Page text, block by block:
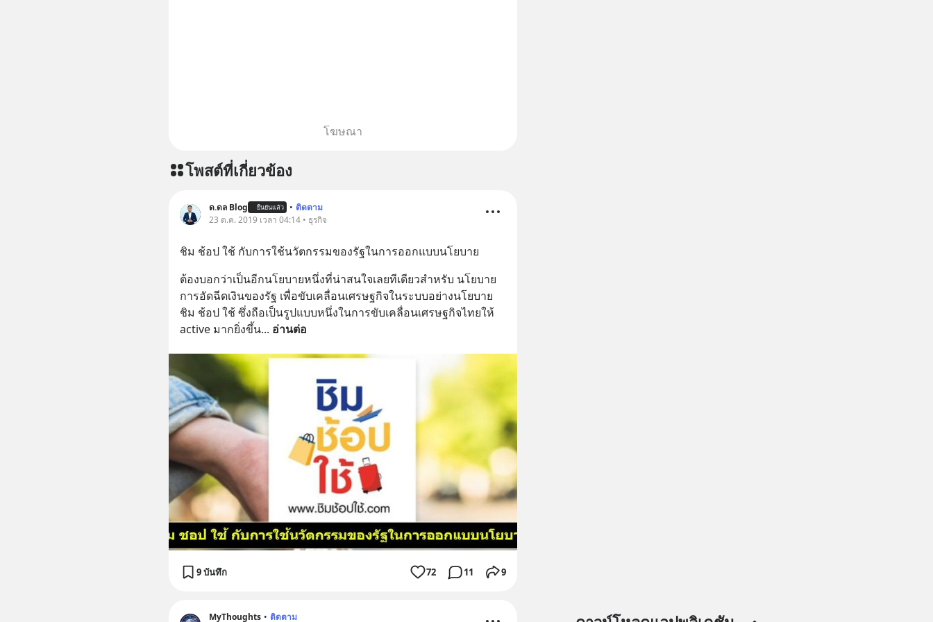
โฆษณา
โพสต์ที่เกี่ยวข้อง
ด.ดล Blog ยืนยันแล้ว • ติดตาม
23 ต.ค. 2019 เวลา 04:14 • ธุรกิจ
ชิม ช้อป ใช้ กับการใช้นวัตกรรมของรัฐในการออกแบบนโยบาย
ต้องบอกว่าเป็นอีกนโยบายหนึ่งที่น่าสนใจเลยทีเดียวสำหรับ นโยบาย
การอัดฉีดเงินของรัฐ เพื่อขับเคลื่อนเศรษฐกิจในระบบอย่างนโยบาย
ชิม ช้อป ใช้ ซึ่งถือเป็นรูปแบบหนึ่งในการขับเคลื่อนเศรษฐกิจไทยให้
active มากยิ่งขึ้น... อ่านต่อ
9 บันทึก 72 11 9
MyThoughts • ติดตาม